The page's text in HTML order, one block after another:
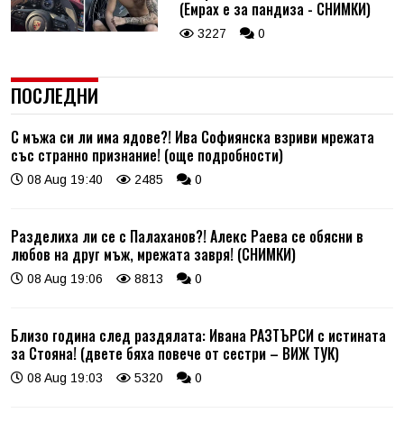
(Емрах е за пандиза - СНИМКИ)
3227 0
ПОСЛЕДНИ
С мъжа си ли има ядове?! Ива Софиянска взриви мрежата
със странно признание! (още подробности)
08 Aug 19:40 2485 0
Разделиха ли се с Палаханов?! Алекс Раева се обясни в
любов на друг мъж, мрежата завря! (СНИМКИ)
08 Aug 19:06 8813 0
Близо година след раздялата: Ивана РАЗТЪРСИ с истината
за Стояна! (двете бяха повече от сестри – ВИЖ ТУК)
08 Aug 19:03 5320 0